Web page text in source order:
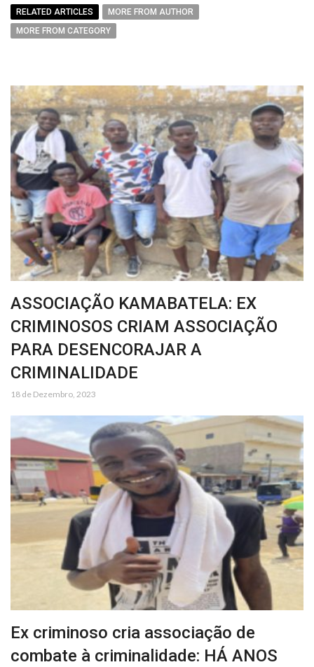
RELATED ARTICLES
MORE FROM AUTHOR
MORE FROM CATEGORY
ASSOCIAÇÃO KAMABATELA: EX
CRIMINOSOS CRIAM ASSOCIAÇÃO
PARA DESENCORAJAR A
CRIMINALIDADE
18 de Dezembro, 2023
Ex criminoso cria associação de
combate à criminalidade: HÁ ANOS